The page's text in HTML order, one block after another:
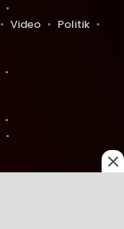
Video
Politik